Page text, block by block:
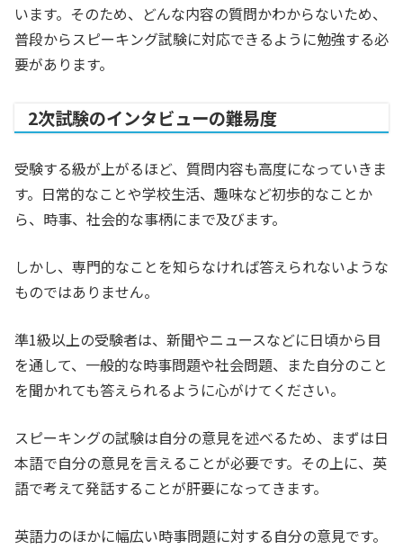
います。そのため、どんな内容の質問かわからないため、
普段からスピーキング試験に対応できるように勉強する必
要があります。
2次試験のインタビューの難易度
受験する級が上がるほど、質問内容も高度になっていきま
す。日常的なことや学校生活、趣味など初歩的なことか
ら、時事、社会的な事柄にまで及びます。
しかし、専門的なことを知らなければ答えられないような
ものではありません。
準1級以上の受験者は、新聞やニュースなどに日頃から目
を通して、一般的な時事問題や社会問題、また自分のこと
を聞かれても答えられるように心がけてください。
スピーキングの試験は自分の意見を述べるため、まずは日
本語で自分の意見を言えることが必要です。その上に、英
語で考えて発話することが肝要になってきます。
英語力のほかに幅広い時事問題に対する自分の意見です。